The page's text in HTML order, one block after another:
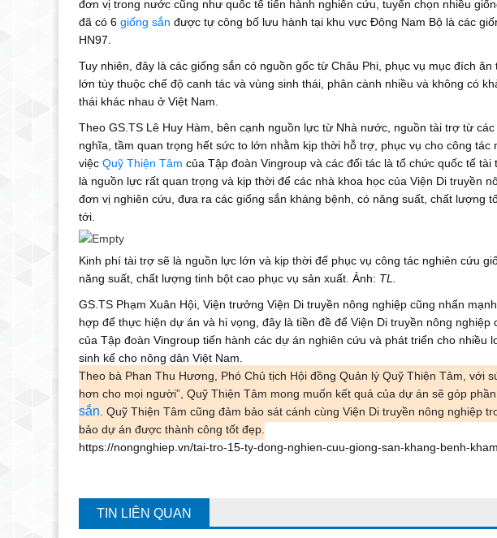
đơn vị trong nước cũng như quốc tế tiến hành nghiên cứu, tuyển chọn nhiều
đã có 6 giống sắn được tự công bố lưu hành tại khu vực Đông Nam Bộ là các
HN97.
Tuy nhiên, đây là các giống sắn có nguồn gốc từ Châu Phi, phục vụ mục đích
lớn tùy thuộc chế độ canh tác và vùng sinh thái, phân cành nhiều và không có
thái khác nhau ở Việt Nam.
Theo GS.TS Lê Huy Hàm, bên cạnh nguồn lực từ Nhà nước, nguồn tài trợ từ
nghĩa, tầm quan trọng hết sức to lớn nhằm kịp thời hỗ trợ, phục vụ cho công tác
việc Quỹ Thiện Tâm của Tập đoàn Vingroup và các đối tác là tổ chức quốc tế
là nguồn lực rất quan trọng và kịp thời để các nhà khoa học của Viện Di truyền
đơn vị nghiên cứu, đưa ra các giống sắn kháng bệnh, có năng suất, chất lượng
tới.
Kinh phí tài trợ sẽ là nguồn lực lớn và kịp thời để phục vụ công tác nghiên cứu
năng suất, chất lượng tinh bột cao phục vụ sản xuất. Ảnh: TL.
GS.TS Phạm Xuân Hội, Viện trưởng Viện Di truyền nông nghiệp cũng nhấn
hợp để thực hiện dự án và hi vọng, đây là tiền đề để Viện Di truyền nông
của Tập đoàn Vingroup tiến hành các dự án nghiên cứu và phát triển cho nhiều
sinh kế cho nông dân Việt Nam.
Theo bà Phan Thu Hương, Phó Chủ tịch Hội đồng Quản lý Quỹ Thiện Tâm, với
hơn cho mọi người”, Quỹ Thiện Tâm mong muốn kết quả của dự án sẽ góp
sắn . Quỹ Thiện Tâm cũng đảm bảo sát cánh cùng Viện Di truyền nông nghiệp
bảo dự án được thành công tốt đẹp.
https://nongnghiep.vn/tai-tro-15-ty-dong-nghien-cuu-giong-san-khang-benh-
TIN LIÊN QUAN